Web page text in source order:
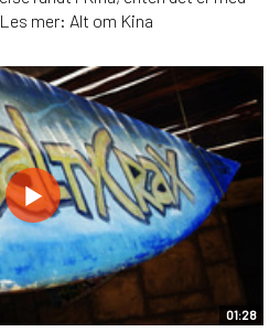
mer: Alt om Kina
01:28